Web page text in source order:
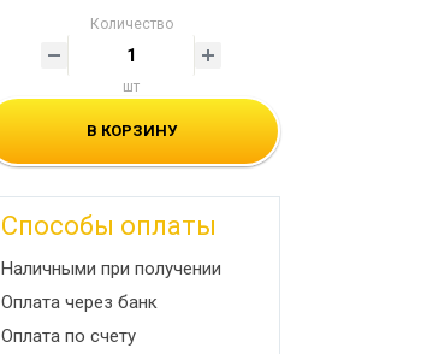
Количество
шт
В КОРЗИНУ
Способы оплаты
Наличными при получении
Оплата через банк
Оплата по счету